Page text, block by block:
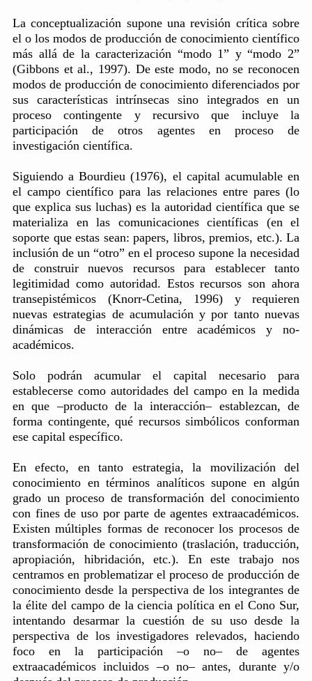
La conceptualización supone una revisión crítica sobre
el o los modos de producción de conocimiento científico
más allá de la caracterización “modo 1” y “modo 2”
(Gibbons et al., 1997). De este modo, no se reconocen
modos de producción de conocimiento diferenciados por
sus características intrínsecas sino integrados en un
proceso contingente y recursivo que incluye la
participación de otros agentes en proceso de
investigación científica.
Siguiendo a Bourdieu (1976), el capital acumulable en
el campo científico para las relaciones entre pares (lo
que explica sus luchas) es la autoridad científica que se
materializa en las comunicaciones científicas (en el
soporte que estas sean: papers, libros, premios, etc.). La
inclusión de un “otro” en el proceso supone la necesidad
de construir nuevos recursos para establecer tanto
legitimidad como autoridad. Estos recursos son ahora
transepistémicos (Knorr-Cetina, 1996) y requieren
nuevas estrategias de acumulación y por tanto nuevas
dinámicas de interacción entre académicos y no-
académicos.
Solo podrán acumular el capital necesario para
establecerse como autoridades del campo en la medida
en que –producto de la interacción– establezcan, de
forma contingente, qué recursos simbólicos conforman
ese capital específico.
En efecto, en tanto estrategia, la movilización del
conocimiento en términos analíticos supone en algún
grado un proceso de transformación del conocimiento
con fines de uso por parte de agentes extraacadémicos.
Existen múltiples formas de reconocer los procesos de
transformación de conocimiento (traslación, traducción,
apropiación, hibridación, etc.). En este trabajo nos
centramos en problematizar el proceso de producción de
conocimiento desde la perspectiva de los integrantes de
la élite del campo de la ciencia política en el Cono Sur,
intentando desarmar la cuestión de su uso desde la
perspectiva de los investigadores relevados, haciendo
foco en la participación –o no– de agentes
extraacadémicos incluidos –o no– antes, durante y/o